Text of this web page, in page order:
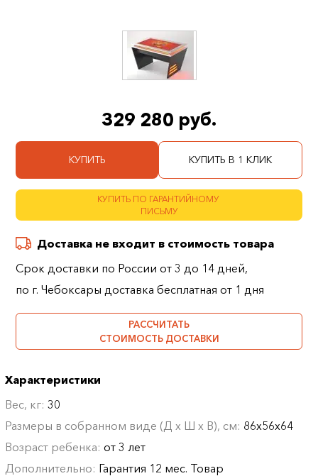
329 280 руб.
КУПИТЬ КУПИТЬ В 1 КЛИК
КУПИТЬ ПО ГАРАНТИЙНОМУ
ПИСЬМУ
Доставка не входит в стоимость товара
Срок доставки по России от 3 до 14 дней,
по г. Чебоксары доставка бесплатная от 1 дня
РАССЧИТАТЬ
СТОИМОСТЬ ДОСТАВКИ
Характеристики
Вес, кг:30
Размеры в собранном виде (Д х Ш х В), см: 86х56х64
Возраст ребенка:от 3 лет
Дополнительно: Гарантия 12 мес. Товар